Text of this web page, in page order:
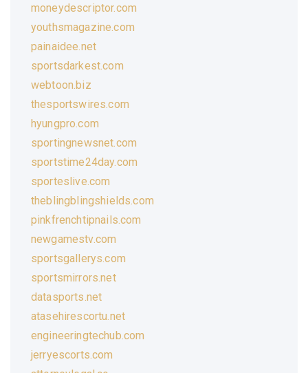
moneydescriptor.com
youthsmagazine.com
painaidee.net
sportsdarkest.com
webtoon.biz
thesportswires.com
hyungpro.com
sportingnewsnet.com
sportstime24day.com
sporteslive.com
theblingblingshields.com
pinkfrenchtipnails.com
newgamestv.com
sportsgallerys.com
sportsmirrors.net
datasports.net
atasehirescortu.net
engineeringtechub.com
jerryescorts.com